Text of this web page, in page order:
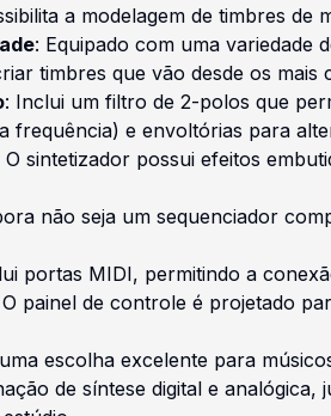
a modelagem de timbres de
: Equipado com uma variedade
timbres que vão desde os mais
: Inclui um filtro de 2-polos que
frequência) e envoltórias para
O sintetizador possui efeitos
não seja um sequenciador
portas MIDI, permitindo a
O painel de controle é projetado
escolha excelente para
de síntese digital e